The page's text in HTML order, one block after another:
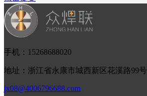
手机：15268688020
地址：浙江省永康市城西新区花溪路99号
jx08@4006796688.com